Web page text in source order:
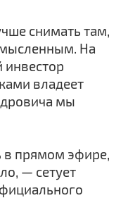
снимать там,
На
инвестор
владеет
мы
в прямом эфире,
— сетует